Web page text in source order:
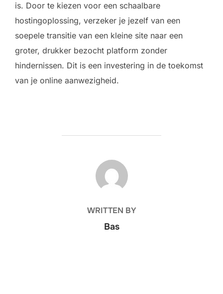
is. Door te kiezen voor een schaalbare
hostingoplossing, verzeker je jezelf van een
soepele transitie van een kleine site naar een
groter, drukker bezocht platform zonder
hindernissen. Dit is een investering in de toekomst
van je online aanwezigheid.
POST AUTHOR
WRITTEN BY
Bas